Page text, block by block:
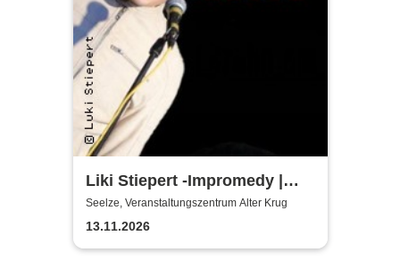
Liki Stiepert -Impromedy |
Kulturinitiative Seelze e.V. -
KiS
Seelze, Veranstaltungszentrum Alter Krug
13.11.2026